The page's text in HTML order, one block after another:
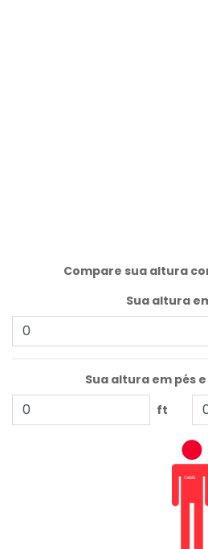
Compare sua altura
Sua altura
Sua altura em pés
ft